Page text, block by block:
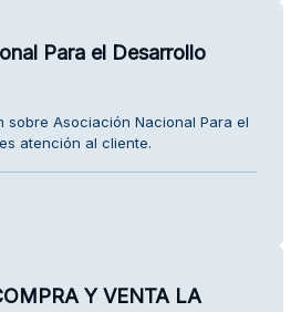
Para el Desarrollo
sobre Asociación Nacional Para el
atención al cliente.
Y VENTA LA